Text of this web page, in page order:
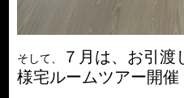
そして、
７月は、お引渡
様宅ルームツアー開催